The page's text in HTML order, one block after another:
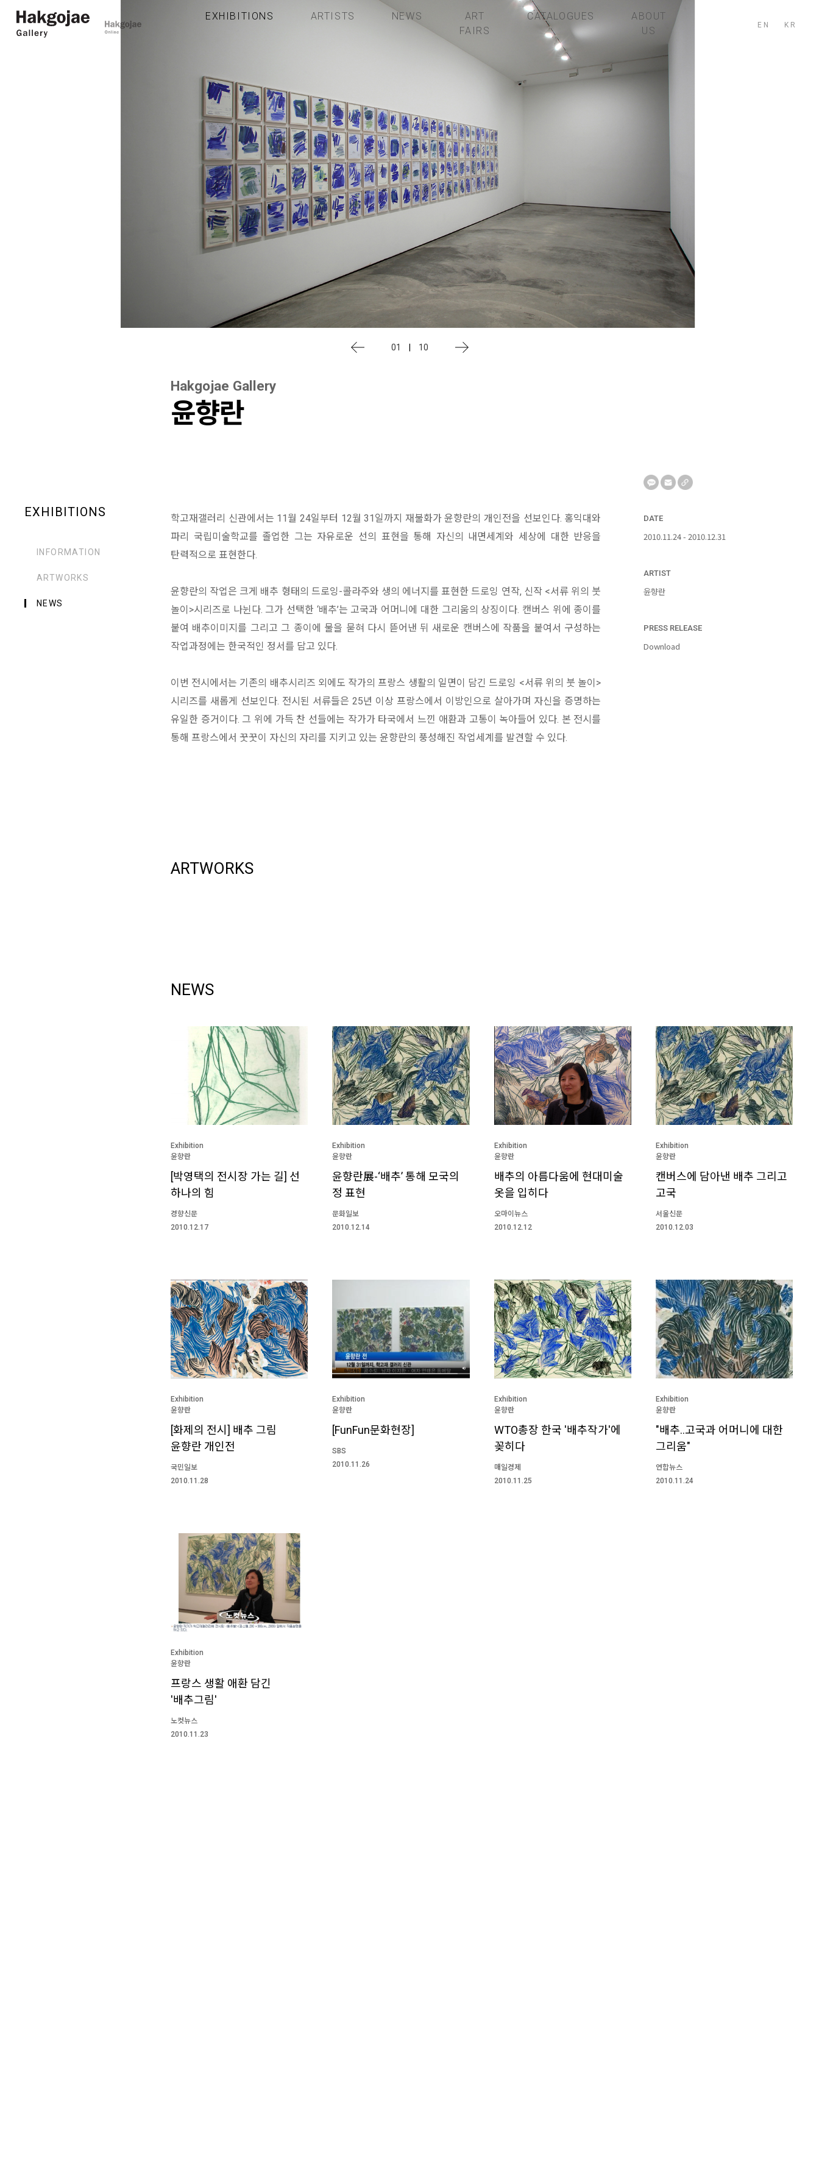
EXHIBITIONS ARTISTS NEWS
ART
FAIRS
CATALOGUES
ABOUT
US
EN KR
01 10
EXHIBITIONS
INFORMATION
ARTWORKS
NEWS
Hakgojae Gallery
윤향란
학고재갤러리 신관에서는 11월 24일부터 12월 31일까지 재불화가 윤향란의 개인전을 선보인다. 홍익대와
파리 국립미술학교를 졸업한 그는 자유로운 선의 표현을 통해 자신의 내면세계와 세상에 대한 반응을
탄력적으로 표현한다.
윤향란의 작업은 크게 배추 형태의 드로잉-콜라주와 생의 에너지를 표현한 드로잉 연작, 신작 <서류 위의 붓
놀이>시리즈로 나뉜다. 그가 선택한 ‘배추’는 고국과 어머니에 대한 그리움의 상징이다. 캔버스 위에 종이를
붙여 배추이미지를 그리고 그 종이에 물을 묻혀 다시 뜯어낸 뒤 새로운 캔버스에 작품을 붙여서 구성하는
작업과정에는 한국적인 정서를 담고 있다.
이번 전시에서는 기존의 배추시리즈 외에도 작가의 프랑스 생활의 일면이 담긴 드로잉 <서류 위의 붓 놀이>
시리즈를 새롭게 선보인다. 전시된 서류들은 25년 이상 프랑스에서 이방인으로 살아가며 자신을 증명하는
유일한 증거이다. 그 위에 가득 찬 선들에는 작가가 타국에서 느낀 애환과 고통이 녹아들어 있다. 본 전시를
통해 프랑스에서 꿋꿋이 자신의 자리를 지키고 있는 윤향란의 풍성해진 작업세계를 발견할 수 있다.
DATE
2010.11.24 - 2010.12.31
ARTIST
윤향란
PRESS RELEASE
Download
ARTWORKS
NEWS
Exhibition
윤향란
[박영택의 전시장 가는 길] 선
하나의 힘
경향신문
2010.12.17
Exhibition
윤향란
윤향란展-‘배추’ 통해 모국의
정 표현
문화일보
2010.12.14
Exhibition
윤향란
배추의 아름다움에 현대미술
옷을 입히다
오마이뉴스
2010.12.12
Exhibition
윤향란
캔버스에 담아낸 배추 그리고
고국
서울신문
2010.12.03
Exhibition
윤향란
[화제의 전시] 배추 그림
윤향란 개인전
국민일보
2010.11.28
Exhibition
윤향란
[FunFun문화현장]
SBS
2010.11.26
Exhibition
윤향란
WTO총장 한국 '배추작가'에
꽂히다
매일경제
2010.11.25
Exhibition
윤향란
"배추..고국과 어머니에 대한
그리움"
연합뉴스
2010.11.24
Exhibition
윤향란
프랑스 생활 애환 담긴
'배추그림'
노컷뉴스
2010.11.23